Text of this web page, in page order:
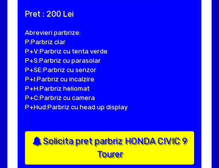
Pret : 200 Lei
Abrevieri parbrize:
P:Parbriz clar
P+V:Parbriz cu tenta verde
P+S:Parbriz cu parasolar
P+SE:Parbriz cu senzor
P+I:Parbriz cu incalzire
P+H:Parbriz heliomat
P+C:Parbriz cu camera
P+Hud:Parbriz cu head up display
Solicita pret parbriz HONDA CIVIC 9
Tourer